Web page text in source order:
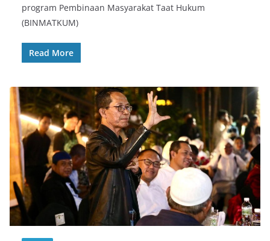
program Pembinaan Masyarakat Taat Hukum
(BINMATKUM)
Read More